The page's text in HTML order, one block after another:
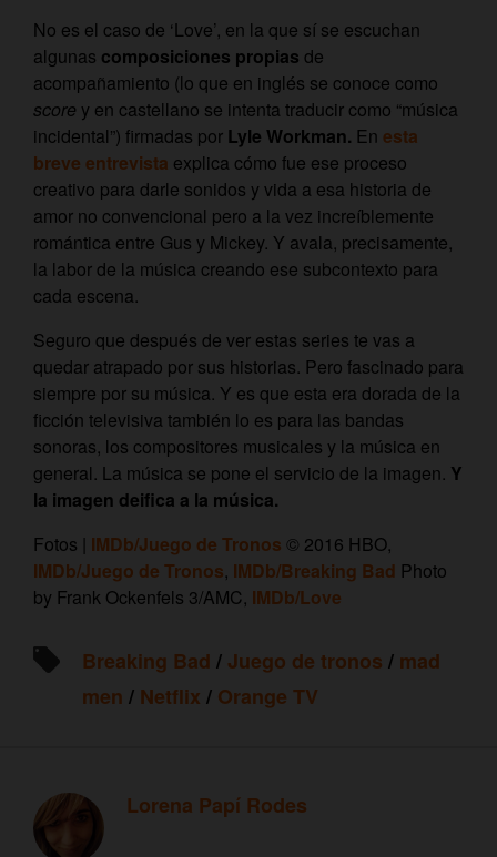
No es el caso de ‘Love’, en la que sí se escuchan
algunas composiciones propias de
acompañamiento (lo que en inglés se conoce como
score y en castellano se intenta traducir como “música
incidental”) firmadas por Lyle Workman. En esta
breve entrevista explica cómo fue ese proceso
creativo para darle sonidos y vida a esa historia de
amor no convencional pero a la vez increíblemente
romántica entre Gus y Mickey. Y avala, precisamente,
la labor de la música creando ese subcontexto para
cada escena.
Seguro que después de ver estas series te vas a
quedar atrapado por sus historias. Pero fascinado para
siempre por su música. Y es que esta era dorada de la
ficción televisiva también lo es para las bandas
sonoras, los compositores musicales y la música en
general. La música se pone el servicio de la imagen. Y
la imagen deifica a la música.
Fotos | IMDb/Juego de Tronos © 2016 HBO,
IMDb/Juego de Tronos, IMDb/Breaking Bad Photo
by Frank Ockenfels 3/AMC, IMDb/Love
Breaking Bad / Juego de tronos / mad
men / Netflix / Orange TV
Lorena Papí Rodes